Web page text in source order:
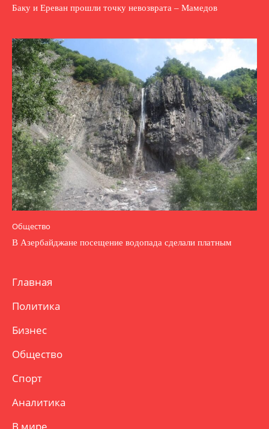
Баку и Ереван прошли точку невозврата – Мамедов
Общество
В Азербайджане посещение водопада сделали платным
Главная
Политика
Бизнес
Общество
Спорт
Аналитика
В мире